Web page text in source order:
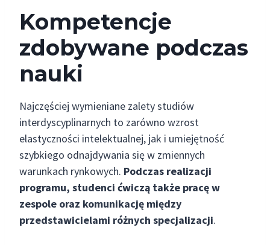
Kompetencje
zdobywane podczas
nauki
Najczęściej wymieniane zalety studiów
interdyscyplinarnych to zarówno wzrost
elastyczności intelektualnej, jak i umiejętność
szybkiego odnajdywania się w zmiennych
warunkach rynkowych. Podczas realizacji
programu, studenci ćwiczą także pracę w
zespole oraz komunikację między
przedstawicielami różnych specjalizacji.